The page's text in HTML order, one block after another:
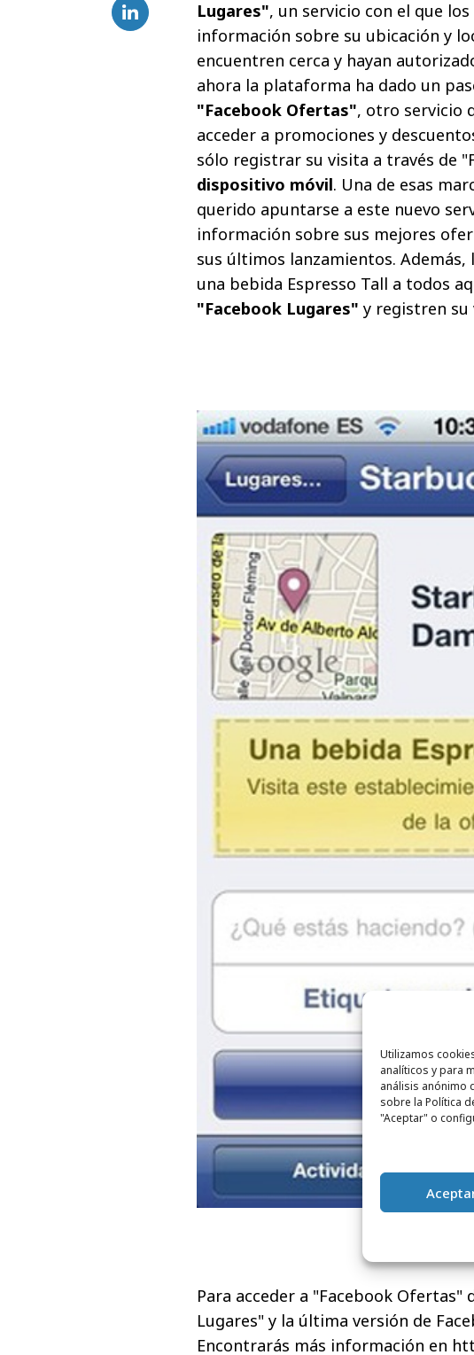
Utilizamos
analíticos y para
análisis anónimo
sobre la Política
"Aceptar" o
Lugares", un servicio con el que
información sobre su ubicación y
encuentren cerca y hayan
ahora la plataforma ha dado un
"Facebook Ofertas", otro servicio
acceder a promociones y
sólo registrar su visita a través de
dispositivo móvil. Una de esas
querido apuntarse a este nuevo
información sobre sus mejores
sus últimos lanzamientos.
una bebida Espresso Tall a todos
"Facebook Lugares" y registren su
Para acceder a "Facebook Ofertas"
Lugares" y la última versión de
Encontrarás más información en